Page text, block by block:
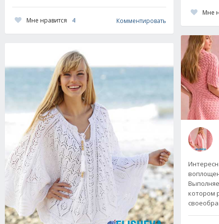
Мне нравится 4 Комментировать
Мне
котором